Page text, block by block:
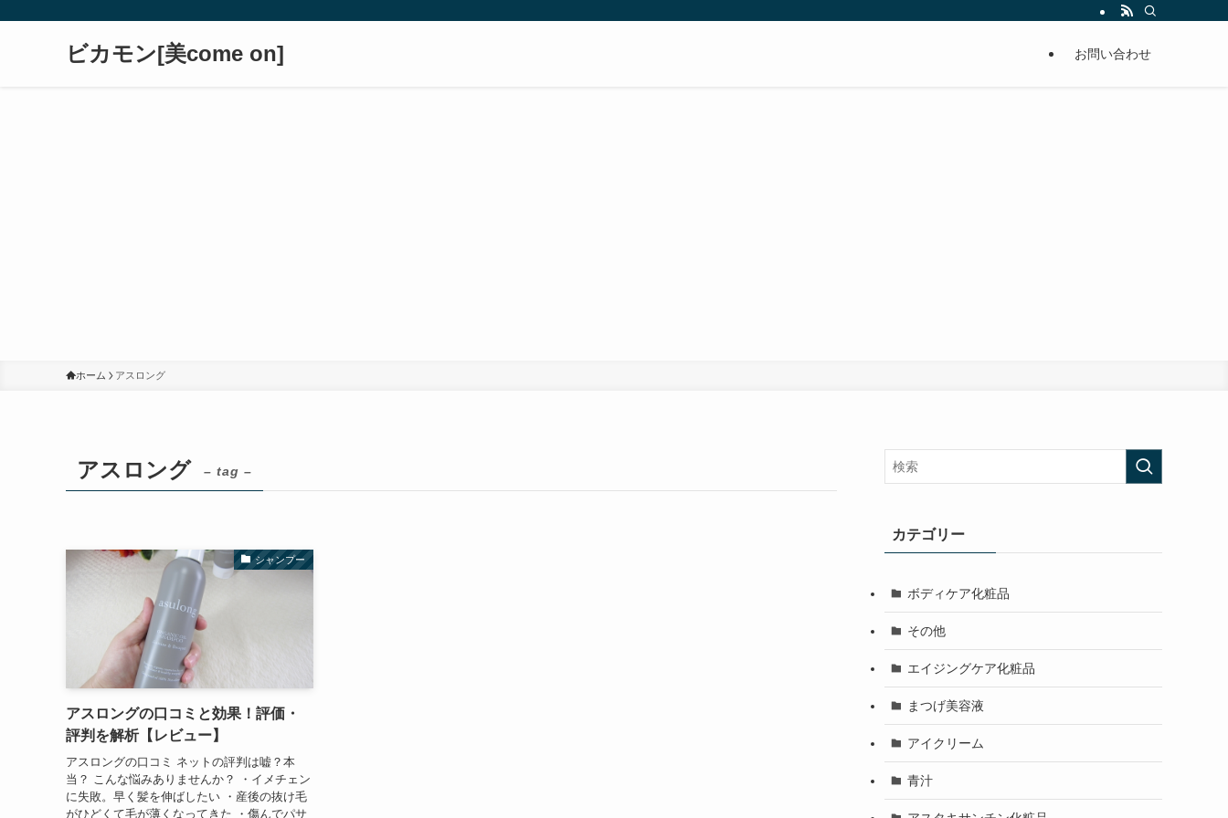
ビカモン[美come on] お問い合わせ
ホーム アスロング
アスロング – tag –
シャンプー
アスロングの口コミと効果！評価・
評判を解析【レビュー】
アスロングの口コミ ネットの評判は嘘？本
当？ こんな悩みありませんか？ ・イメチェン
に失敗。早く髪を伸ばしたい ・産後の抜け毛
がひどくて毛が薄くなってきた ・傷んでパサ
カテゴリー
ボディケア化粧品
その他
エイジングケア化粧品
まつげ美容液
アイクリーム
青汁